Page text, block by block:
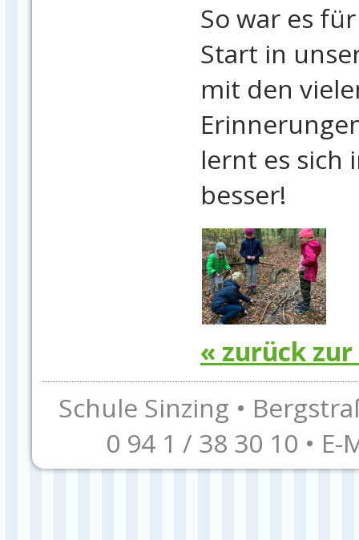
So war es
Start in
mit den
lernt es sich
besser!
« zurück
Schule Sinzing •
0 94 1 / 38 30 10 • E-